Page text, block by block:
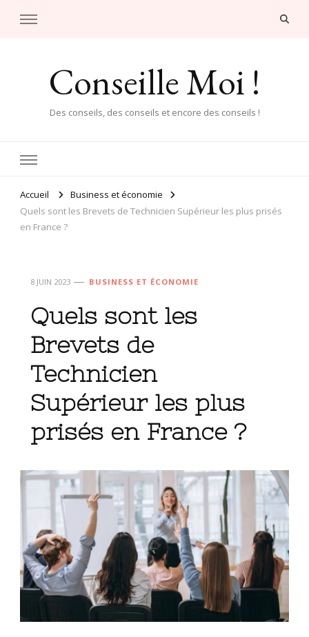
Conseille Moi !
Des conseils, des conseils et encore des conseils !
Accueil
Business et économie
Quels sont les Brevets de Technicien Supérieur les plus prisés
en France ?
8 JUIN 2023 BUSINESS ET ÉCONOMIE
Quels sont les
Brevets de
Technicien
Supérieur les plus
prisés en France ?